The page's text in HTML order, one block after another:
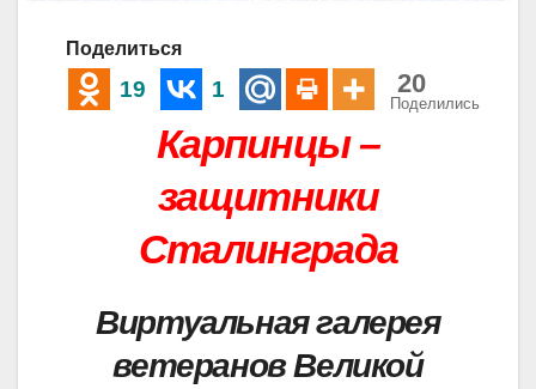
Поделиться
19 1 20
Поделились
Карпинцы –
защитники
Сталинграда
Виртуальная галерея
ветеранов Великой